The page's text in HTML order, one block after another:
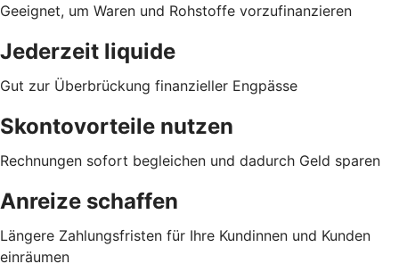
Geeignet, um Waren und Rohstoffe vorzufinanzieren
Jederzeit liquide
Gut zur Überbrückung finanzieller Engpässe
Skontovorteile nutzen
Rechnungen sofort begleichen und dadurch Geld sparen
Anreize schaffen
Längere Zahlungsfristen für Ihre Kundinnen und Kunden
einräumen